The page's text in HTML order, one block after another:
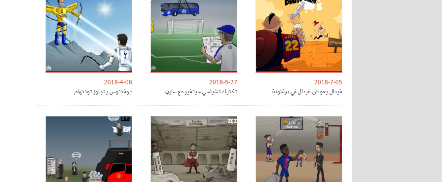
2018-7-05
فيدال يعوض فيدال في برشلونة
2018-5-27
تكتيك تشيلسي سيتغير مع ساري
2018-4-08
جوفنتوس يتجاوز توتنهام